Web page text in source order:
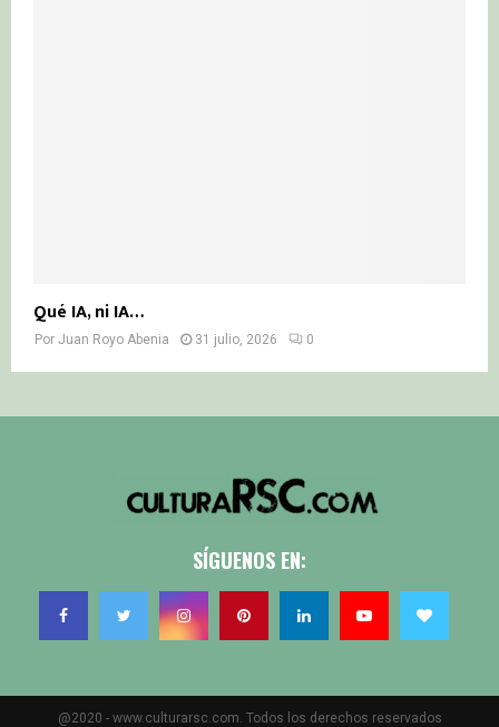
Qué IA, ni IA…
Por Juan Royo Abenia 31 julio, 2026 0
SÍGUENOS EN:
@2020 - www.culturarsc.com. Todos los derechos reservados